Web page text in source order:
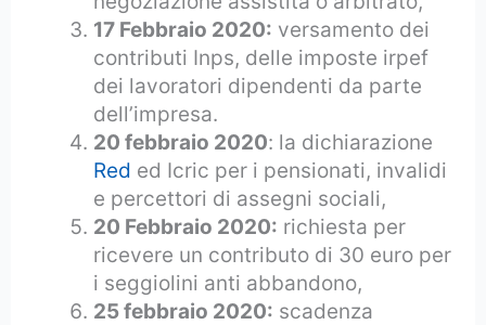
17 Febbraio 2020: versamento dei
contributi Inps, delle imposte irpef
dei lavoratori dipendenti da parte
dell’impresa.
20 febbraio 2020: la dichiarazione
Red ed Icric per i pensionati, invalidi
e percettori di assegni sociali,
20 Febbraio 2020: richiesta per
ricevere un contributo di 30 euro per
i seggiolini anti abbandono,
25 febbraio 2020: scadenza